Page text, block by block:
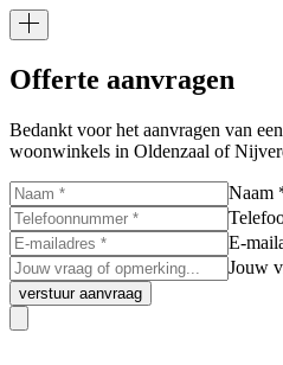
Offerte aanvragen
Bedankt voor het aanvragen van
woonwinkels in Oldenzaal of
Naam
E-
Jouw
verstuur aanvraag